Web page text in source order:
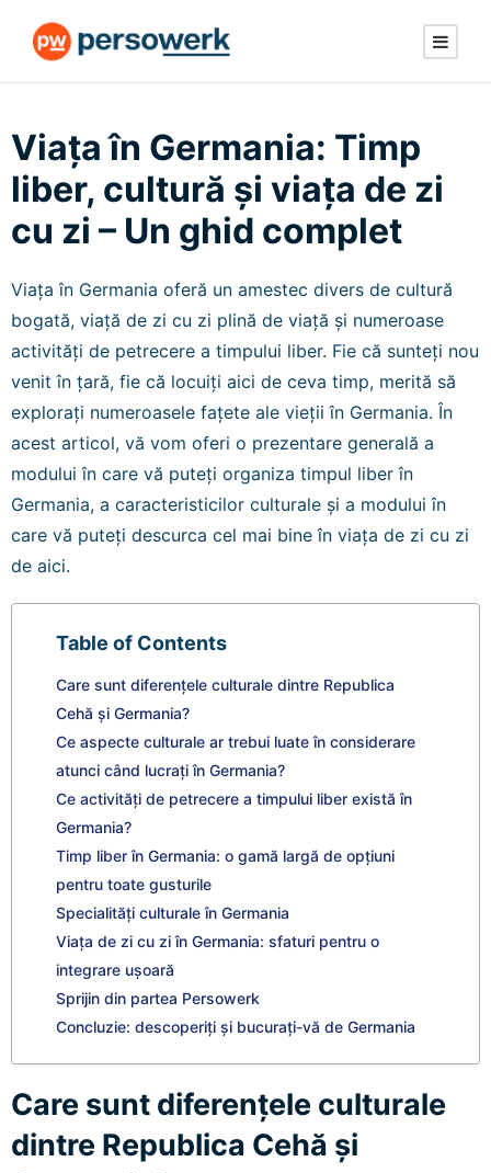
Viața în Germania: Timp
liber, cultură și viața de zi
cu zi – Un ghid complet
Viața în Germania oferă un amestec divers de cultură
bogată, viață de zi cu zi plină de viață și numeroase
activități de petrecere a timpului liber. Fie că sunteți nou
venit în țară, fie că locuiți aici de ceva timp, merită să
explorați numeroasele fațete ale vieții în Germania. În
acest articol, vă vom oferi o prezentare generală a
modului în care vă puteți organiza timpul liber în
Germania, a caracteristicilor culturale și a modului în
care vă puteți descurca cel mai bine în viața de zi cu zi
de aici.
Table of Contents
Care sunt diferențele culturale dintre Republica
Cehă și Germania?
Ce aspecte culturale ar trebui luate în considerare
atunci când lucrați în Germania?
Ce activități de petrecere a timpului liber există în
Germania?
Timp liber în Germania: o gamă largă de opțiuni
pentru toate gusturile
Specialități culturale în Germania
Viața de zi cu zi în Germania: sfaturi pentru o
integrare ușoară
Sprijin din partea Persowerk
Concluzie: descoperiți și bucurați-vă de Germania
Care sunt diferențele culturale
dintre Republica Cehă și